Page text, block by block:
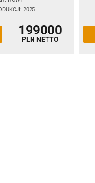
2025
199000
PLN NETTO